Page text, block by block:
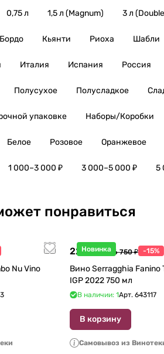
0,75 л 1,5 л (Magnum) 3 л
Бордо Кьянти Риоха Шабли
Италия Испания Россия
Полусухое Полусладкое
упаковке Наборы/Коробки
Белое Розовое Оранжевое
1 000–3 000 ₽ 3 000–5 000 ₽ 5
понравиться
Nu Vino
Новинка
22 738 ₽26 750 ₽ -15%
Вино Serragghia Fanino
IGP 2022 750 мл
В наличии: 1Арт. 643117
В корзину
Самовывоз из